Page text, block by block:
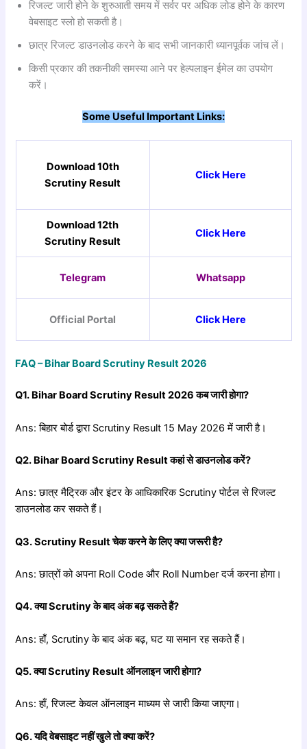
रिजल्ट जारी होने के शुरुआती समय में सर्वर पर अधिक लोड होने के कारण
वेबसाइट स्लो हो सकती है।
छात्र रिजल्ट डाउनलोड करने के बाद सभी जानकारी ध्यानपूर्वक जांच लें।
किसी प्रकार की तकनीकी समस्या आने पर हेल्पलाइन ईमेल का उपयोग
करें।
Some Useful Important Links:
Download 10th
Scrutiny Result
Click Here
Download 12th
Scrutiny Result
Click Here
Telegram Whatsapp
Official Portal Click Here
FAQ – Bihar Board Scrutiny Result 2026
Q1. Bihar Board Scrutiny Result 2026कबजारीहोगा?
Ans: बिहार बोर्ड द्वारा Scrutiny Result 15 May 2026 में जारी है।
Q2. Bihar Board Scrutiny Resultकहांसेडाउनलोडकरें?
Ans: छात्र मैट्रिक और इंटर के आधिकारिक Scrutiny पोर्टल से रिजल्ट
डाउनलोड कर सकते हैं।
Q3. Scrutiny Resultचेककरनेकेलिएक्याजरूरीहै?
Ans: छात्रों को अपना Roll Code और Roll Number दर्ज करना होगा।
Q4.क्या Scrutinyकेबादअंकबढ़सकतेहैं?
Ans: हाँ, Scrutiny के बाद अंक बढ़, घट या समान रह सकते हैं।
Q5.क्या Scrutiny Resultऑनलाइनजारीहोगा?
Ans: हाँ, रिजल्ट केवल ऑनलाइन माध्यम से जारी किया जाएगा।
Q6.यदिवेबसाइटनहींखुलेतोक्याकरें?